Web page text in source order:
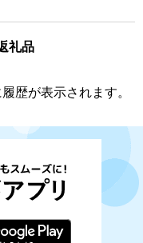
礼品
歴が表示されます。